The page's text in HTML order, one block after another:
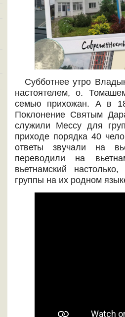
Субботнее утро
настоятелем, о.
семью прихожан. А в
Поклонение Святым
служили Мессу для
приходе порядка 40
ответы звучали на
переводили на
вьетнамский
группы на их родном